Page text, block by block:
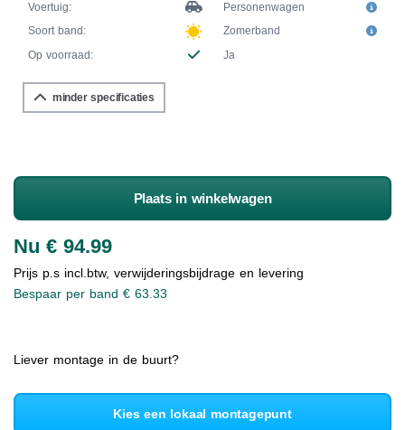
Voertuig:
Personenwagen
Soort band:
Zomerband
Op voorraad:
Ja
minder specificaties
Plaats in winkelwagen
Nu € 94.99
Prijs p.s incl.btw, verwijderingsbijdrage en levering
Bespaar per band € 63.33
Liever montage in de buurt?
Kies een lokaal montagepunt